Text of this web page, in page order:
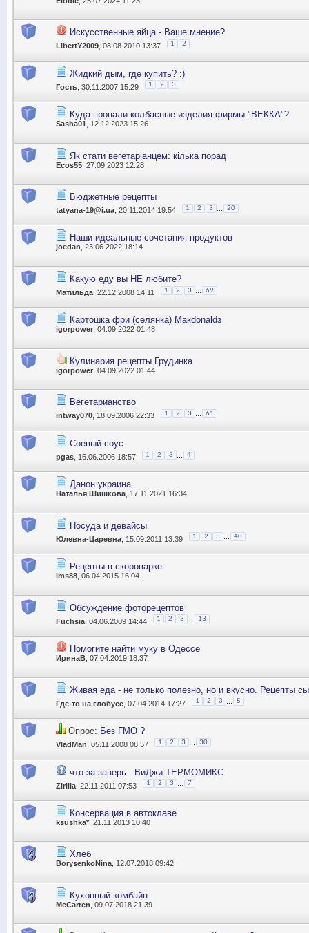
Искусственные яйца - Ваше мнение?
LibertY2009 , 08.08.2010 13:37 1 2
Жидкий дым, где купить? :)
Гoсть , 30.11.2007 15:29 1 2 3
Куда пропали колбасные изделия фирмы "ВЕККА"?
Sasha01 , 12.12.2023 15:26
Як стати вегетаріанцем: кілька порад
Ecos55 , 27.09.2023 12:28
Бюджетные рецепты
tatyana-19@i.ua , 20.11.2014 19:54 1 2 3 20
Наши идеальные сочетания продуктов
joedan, 23.06.2022 18:14
Какую еду вы НЕ любите?
Матильда , 22.12.2008 14:11 1 2 3 69
Картошка фри (селянка) Макdonaldз
igorpower , 04.09.2022 01:48
Кулинария рецепты Грудинка
igorpower , 04.09.2022 01:44
Вегетарианство
intway070 , 18.09.2006 22:33 1 2 3 61
Соевый соус.
pgas , 16.06.2006 18:57 1 2 3 4
Данон украина
Наталья Шишкова , 17.11.2021 16:34
Посуда и девайсы
Юлевна-Царевна , 15.09.2011 13:39 1 2 3 ... 40
Рецепты в скороварке
lms88 , 06.04.2015 16:04
Обсуждение фоторецептов
Fuchsia , 04.06.2009 14:44 1 2 3 ... 13
Помогите найти муку в Одессе
ИринаВ , 07.04.2019 18:37
Живая еда - не только полезно, но и вкусно. Рецепты
Где-то на глобусе , 07.04.2014 17:27 1 2 3 5
Опрос: Без ГМО ?
VladMan , 05.11.2008 08:57 1 2 3 30
что за заверь - ВиДжи ТЕРМОМИКС
Zirilla , 22.11.2011 07:53 1 2 3 7
Консервация в автоклаве
ksushka* , 21.11.2013 10:40
Хлеб
BorysenkoNina, 12.07.2018 09:42
Кухонный комбайн
McCarren , 09.07.2018 21:39